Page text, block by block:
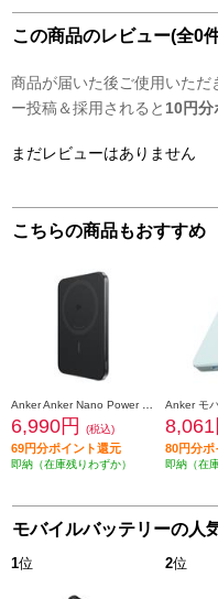
この商品のレビュー(全0
商品が届いた後ご使用いただ
ー投稿＆採用されると 10円分
まだレビューはありません
こちらの商品もおすすめ
6,990円 (税込)
69円分ポイント還元
即納（在庫残りわずか）
8,061
80円分ポ
即納（在
モバイルバッテリーの人
1位 2位